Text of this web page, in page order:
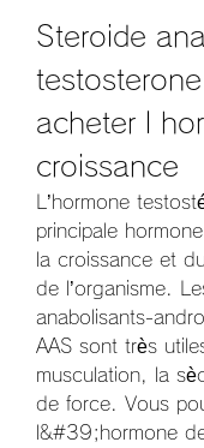
Steroide
acheter l
croissance
L’hormone
principale
la croissance et
de l’organisme.
anabolisants-
AAS sont très
musculation, la
de force. Vous
l&#39;hormone